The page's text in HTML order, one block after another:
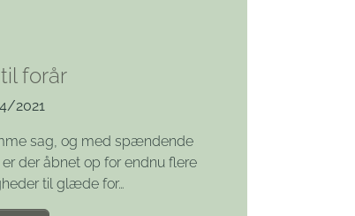
forår
2021
sag, og med spændende
der åbnet op for endnu flere
til glæde for…